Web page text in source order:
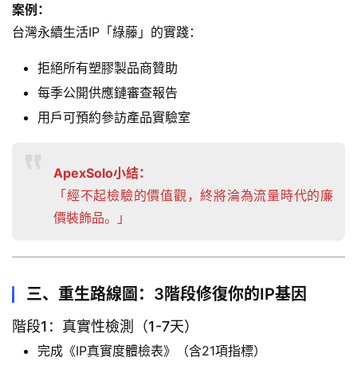
業
報
與
趨
S
案例：
台灣永續生活IP「綠藤」的實踐：
拒絕所有塑膠製品商贊助
每季公開供應鏈審查報告
用戶可預約參訪產品實驗室
ApexSolo小結：
「經不起檢驗的價值觀，終將淪為流量時代的廉
價裝飾品。」
三、重生路線圖：3階段修復你的IP基因
階段1：真實性檢測（1-7天）
完成《IP真實度體檢表》（含21項指標）